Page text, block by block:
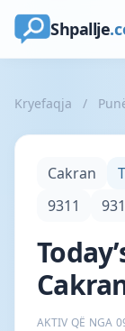
Shpallje
Kryefaqja /
Cakran
9311
AKTIV QË NGA